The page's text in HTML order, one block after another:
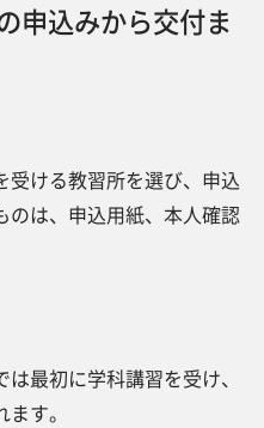
申込みから交付ま
受ける教習所を選び、申込
のは、申込用紙、本人確認
最初に学科講習を受け、
す。